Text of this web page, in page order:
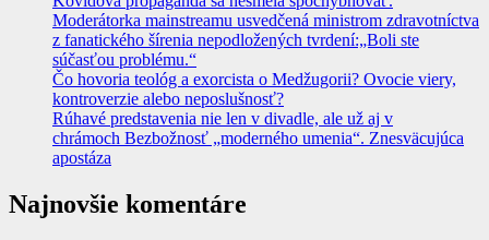
Moderátorka mainstreamu usvedčená ministrom zdravotníctva
z fanatického šírenia nepodložených tvrdení:„Boli ste
súčasťou problému.“
Čo hovoria teológ a exorcista o Medžugorii? Ovocie viery,
kontroverzie alebo neposlušnosť?
Rúhavé predstavenia nie len v divadle, ale už aj v
chrámoch Bezbožnosť „moderného umenia“. Znesväcujúca
apostáza
Najnovšie komentáre